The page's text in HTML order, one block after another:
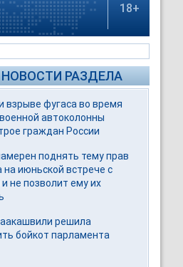
18+
РАЗДЕЛА
взрыве фугаса во время
автоколонны
граждан России
поднять тему прав
на июньской встрече с
не позволит ему их
решила
бойкот парламента